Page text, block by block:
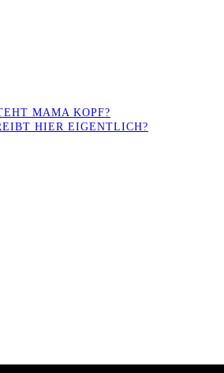
MAMA KOPF?
HIER EIGENTLICH?